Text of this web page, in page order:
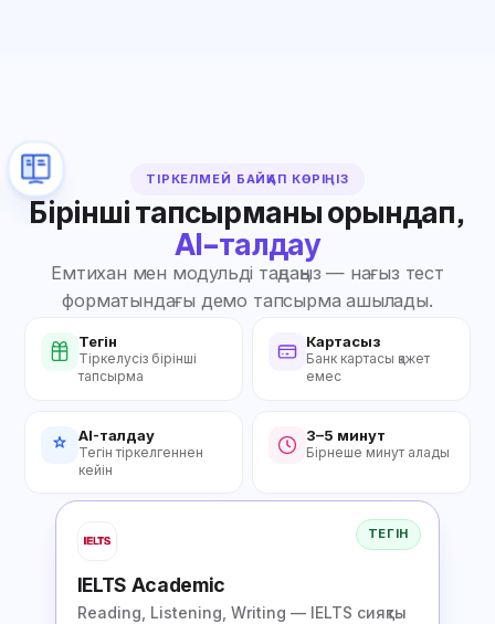
ТІРКЕЛМЕЙ БАЙҚАП КӨРІҢІЗ
Бірінші тапсырманы орындап,
AI-талдау
Емтихан мен модульді таңдаңыз — нағыз тест
форматындағы демо тапсырма ашылады.
Тегін
Тіркелусіз бірінші
тапсырма
Картасыз
Банк картасы қажет
емес
AI-талдау
Тегін тіркелгеннен
кейін
3–5 минут
Бірнеше минут алады
ТЕГІН
IELTS Academic
Reading, Listening, Writing — IELTS сияқты